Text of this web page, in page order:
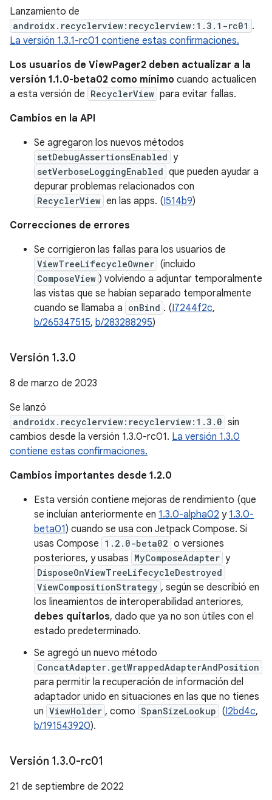
Lanzamiento de
androidx.recyclerview:recyclerview:1.3.1-rc01 .
La versión 1.3.1-rc01 contiene estas confirmaciones.
Los usuarios de ViewPager2 deben actualizar a la
versión 1.1.0-beta02 como mínimo cuando actualicen
a esta versión de RecyclerView para evitar fallas.
Cambios en la API
Se agregaron los nuevos métodos
setDebugAssertionsEnabled y
setVerboseLoggingEnabled que pueden ayudar a
depurar problemas relacionados con
RecyclerView en las apps. (I514b9)
Correcciones de errores
Se corrigieron las fallas para los usuarios de
ViewTreeLifecycleOwner (incluido
ComposeView ) volviendo a adjuntar temporalmente
las vistas que se habían separado temporalmente
cuando se llamaba a onBind . (I7244f2c,
b/265347515, b/283288295)
Versión 1.3.0
8 de marzo de 2023
Se lanzó
androidx.recyclerview:recyclerview:1.3.0 sin
cambios desde la versión 1.3.0-rc01. La versión 1.3.0
contiene estas confirmaciones.
Cambios importantes desde 1.2.0
Esta versión contiene mejoras de rendimiento (que
se incluían anteriormente en 1.3.0-alpha02 y 1.3.0-
beta01) cuando se usa con Jetpack Compose. Si
usas Compose 1.2.0-beta02 o versiones
posteriores, y usabas MyComposeAdapter y
DisposeOnViewTreeLifecycleDestroyed
ViewCompositionStrategy , según se describió en
los lineamientos de interoperabilidad anteriores,
debes quitarlos, dado que ya no son útiles con el
estado predeterminado.
Se agregó un nuevo método
ConcatAdapter.getWrappedAdapterAndPosition
para permitir la recuperación de información del
adaptador unido en situaciones en las que no tienes
un ViewHolder , como SpanSizeLookup (I2bd4c,
b/191543920).
Versión 1.3.0-rc01
21 de septiembre de 2022